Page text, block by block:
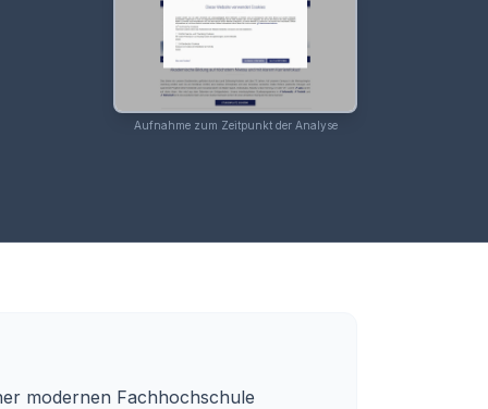
Aufnahme zum Zeitpunkt der Analyse
modernen Fachhochschule